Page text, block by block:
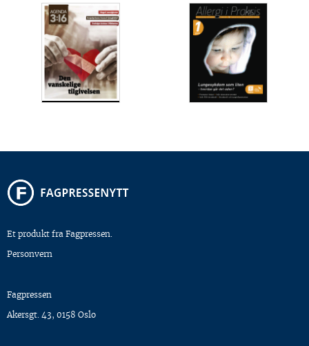
Et produkt fra Fagpressen.
Personvern
Fagpressen
Akersgt. 43, 0158 Oslo